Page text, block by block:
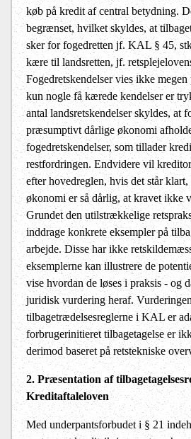
køb på kredit af central betydning.
begrænset, hvilket skyldes, at
sker for fogedretten jf. KAL § 45,
kære til landsretten, jf.
Fogedretskendelser vies ikke
kun nogle få kærede kendelser er
antal landsretskendelser skyldes, at
præsumptivt dårlige økonomi
fogedretskendelser, som tillader
restfordringen. Endvidere vil
efter hovedreglen, hvis det står
økonomi er så dårlig, at kravet ikke
Grundet den utilstrækkelige
inddrage konkrete eksempler på
arbejde. Disse har ikke
eksemplerne kan illustrere de
vise hvordan de løses i praksis - og
juridisk vurdering heraf.
tilbagetrædelsesreglerne i KAL er
forbrugerinitieret tilbagetagelse er
derimod baseret på retstekniske
2. Præsentation af
Kreditaftaleloven
Med underpantsforbudet i § 21